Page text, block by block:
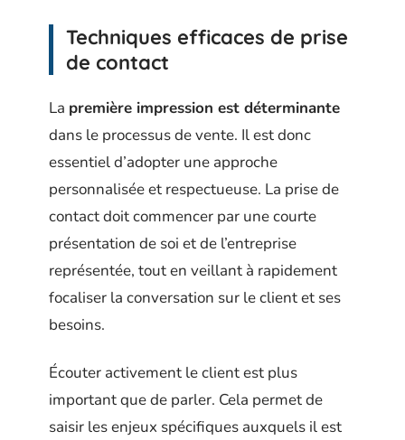
Techniques efficaces de prise
de contact
La première impression est déterminante
dans le processus de vente. Il est donc
essentiel d’adopter une approche
personnalisée et respectueuse. La prise de
contact doit commencer par une courte
présentation de soi et de l’entreprise
représentée, tout en veillant à rapidement
focaliser la conversation sur le client et ses
besoins.
Écouter activement le client est plus
important que de parler. Cela permet de
saisir les enjeux spécifiques auxquels il est